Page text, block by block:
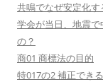
共鳴でなぜ安定化
学会が当日、地震
の？
商01 商標法の目的
特017の2 補正でき